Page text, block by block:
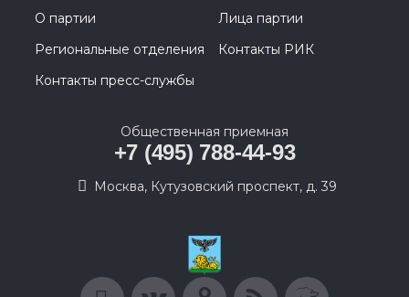
О партии
Лица партии
Региональные отделения
Контакты РИК
Контакты пресс-службы
Общественная приемная
+7 (495) 788-44-93
Москва, Кутузовский проспект, д. 39